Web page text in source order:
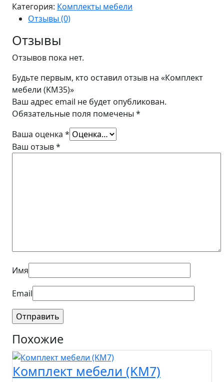
Категория: Комплекты мебели
Отзывы (0)
Отзывы
Отзывов пока нет.
Будьте первым, кто оставил отзыв на «Комплект
мебели (KM35)»
Ваш адрес email не будет опубликован.
Обязательные поля помечены *
Ваша оценка *
Ваш отзыв*
Имя
Email
Похожие
Комплект мебели (KM7)